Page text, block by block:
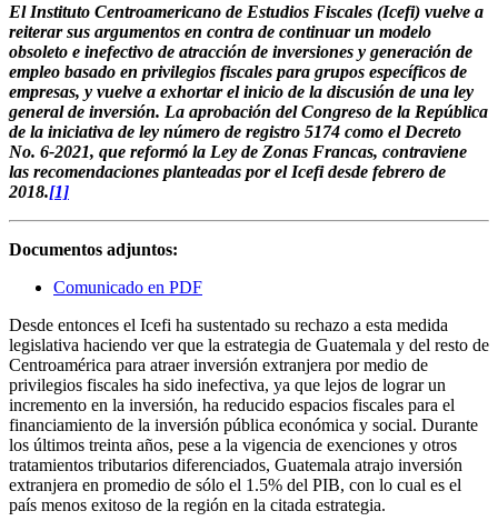
El Instituto Centroamericano de Estudios Fiscales (Icefi) vuelve a
reiterar sus argumentos en contra de continuar un modelo
obsoleto e inefectivo de atracción de inversiones y generación de
empleo basado en privilegios fiscales para grupos específicos de
empresas, y vuelve a exhortar el inicio de la discusión de una ley
general de inversión. La aprobación del Congreso de la República
de la iniciativa de ley número de registro 5174 como el Decreto
No. 6-2021, que reformó la Ley de Zonas Francas, contraviene
las recomendaciones planteadas por el Icefi desde febrero de
2018.[1]
Documentos adjuntos:
Comunicado en PDF
Desde entonces el Icefi ha sustentado su rechazo a esta medida
legislativa haciendo ver que la estrategia de Guatemala y del resto de
Centroamérica para atraer inversión extranjera por medio de
privilegios fiscales ha sido inefectiva, ya que lejos de lograr un
incremento en la inversión, ha reducido espacios fiscales para el
financiamiento de la inversión pública económica y social. Durante
los últimos treinta años, pese a la vigencia de exenciones y otros
tratamientos tributarios diferenciados, Guatemala atrajo inversión
extranjera en promedio de sólo el 1.5% del PIB, con lo cual es el
país menos exitoso de la región en la citada estrategia.